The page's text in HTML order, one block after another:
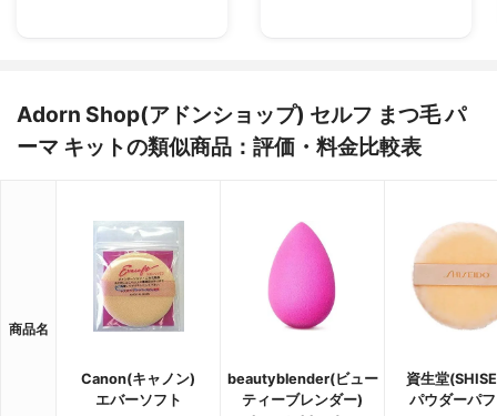
Adorn Shop(アドンショップ) セルフ まつ毛 パ
ーマ キットの類似商品：評価・料金比較表
商品名
Canon(キャノン)
エバーソフト
beautyblender(ビュー
ティーブレンダー)
資生堂
パウダーパ